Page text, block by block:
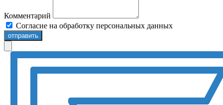
Комментарий
Согласие на обработку персональных данных
отправить